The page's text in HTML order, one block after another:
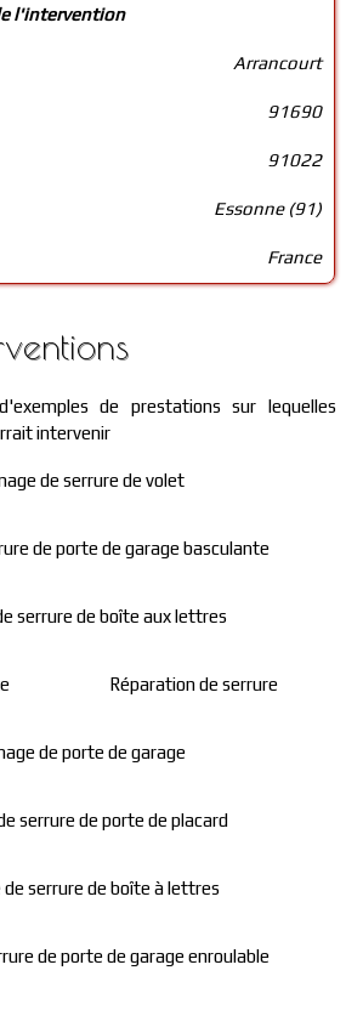
l'intervention
Arrancourt
91690
91022
Essonne (91)
France
de prestations sur lequelles
intervenir
de serrure de volet
de porte de garage basculante
serrure de boîte aux lettres
Réparation de serrure
de porte de garage
serrure de porte de placard
de serrure de boîte à lettres
de porte de garage enroulable